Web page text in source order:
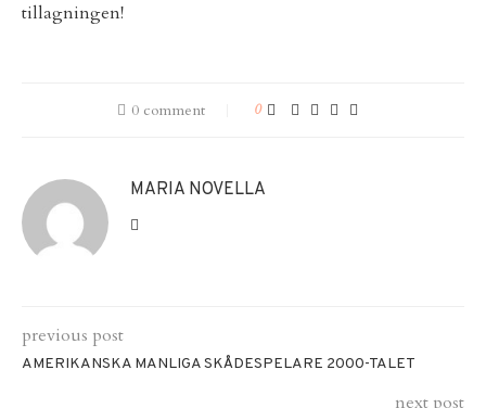
tillagningen!
0 comment 0
MARIA NOVELLA
previous post
AMERIKANSKA MANLIGA SKÅDESPELARE 2000-TALET
next post